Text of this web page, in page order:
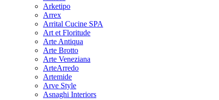
Arketipo
Arrex
Arrital Cucine SPA
Art et Floritude
Arte Antiqua
Arte Brotto
Arte Veneziana
ArteArredo
Artemide
Arve Style
Asnaghi Interiors